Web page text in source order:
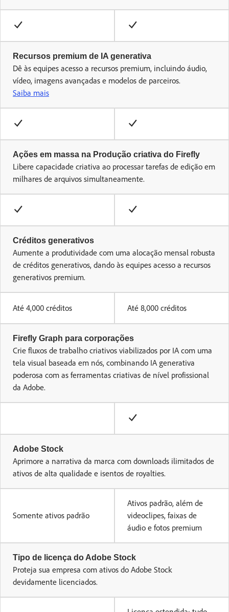
Recursos premium de IA generativa
Dê às equipes acesso a recursos premium, incluindo áudio,
vídeo, imagens avançadas e modelos de parceiros.
Saiba mais
Ações em massa na Produção criativa do Firefly
Libere capacidade criativa ao processar tarefas de edição em
milhares de arquivos simultaneamente.
Créditos generativos
Aumente a produtividade com uma alocação mensal robusta
de créditos generativos, dando às equipes acesso a recursos
generativos premium.
Até 4,000 créditos Até 8,000 créditos
Firefly Graph para corporações
Crie fluxos de trabalho criativos viabilizados por IA com uma
tela visual baseada em nós, combinando IA generativa
poderosa com as ferramentas criativas de nível profissional
da Adobe.
Adobe Stock
Aprimore a narrativa da marca com downloads ilimitados de
ativos de alta qualidade e isentos de royalties.
Somente ativos padrão
Ativos padrão, além de
videoclipes, faixas de
áudio e fotos premium
Tipo de licença do Adobe Stock
Proteja sua empresa com ativos do Adobe Stock
devidamente licenciados.